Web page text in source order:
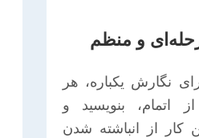
و منظم
نگارش یکباره، هر
بنویسید و
کار از انباشته شدن